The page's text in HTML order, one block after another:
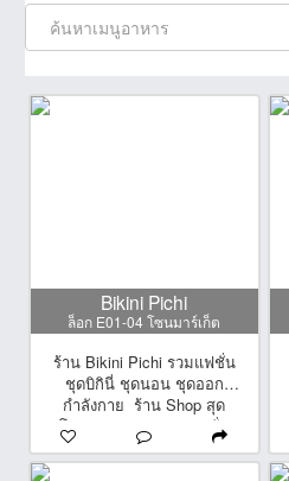
Bikini Pichi
ล็อก E01-04 โซนมาร์เก็ต
ร้าน Bikini Pichi รวมแฟชั่น
ชุดบิกินี่ ชุดนอน ชุดออก
กำลังกาย ร้าน Shop สุด
โปรดของสาวๆ รวมแฟชั่น
Bikini สุดสวย หลากหลาย
สไตล์ หลากไซส์ หลายขนาด